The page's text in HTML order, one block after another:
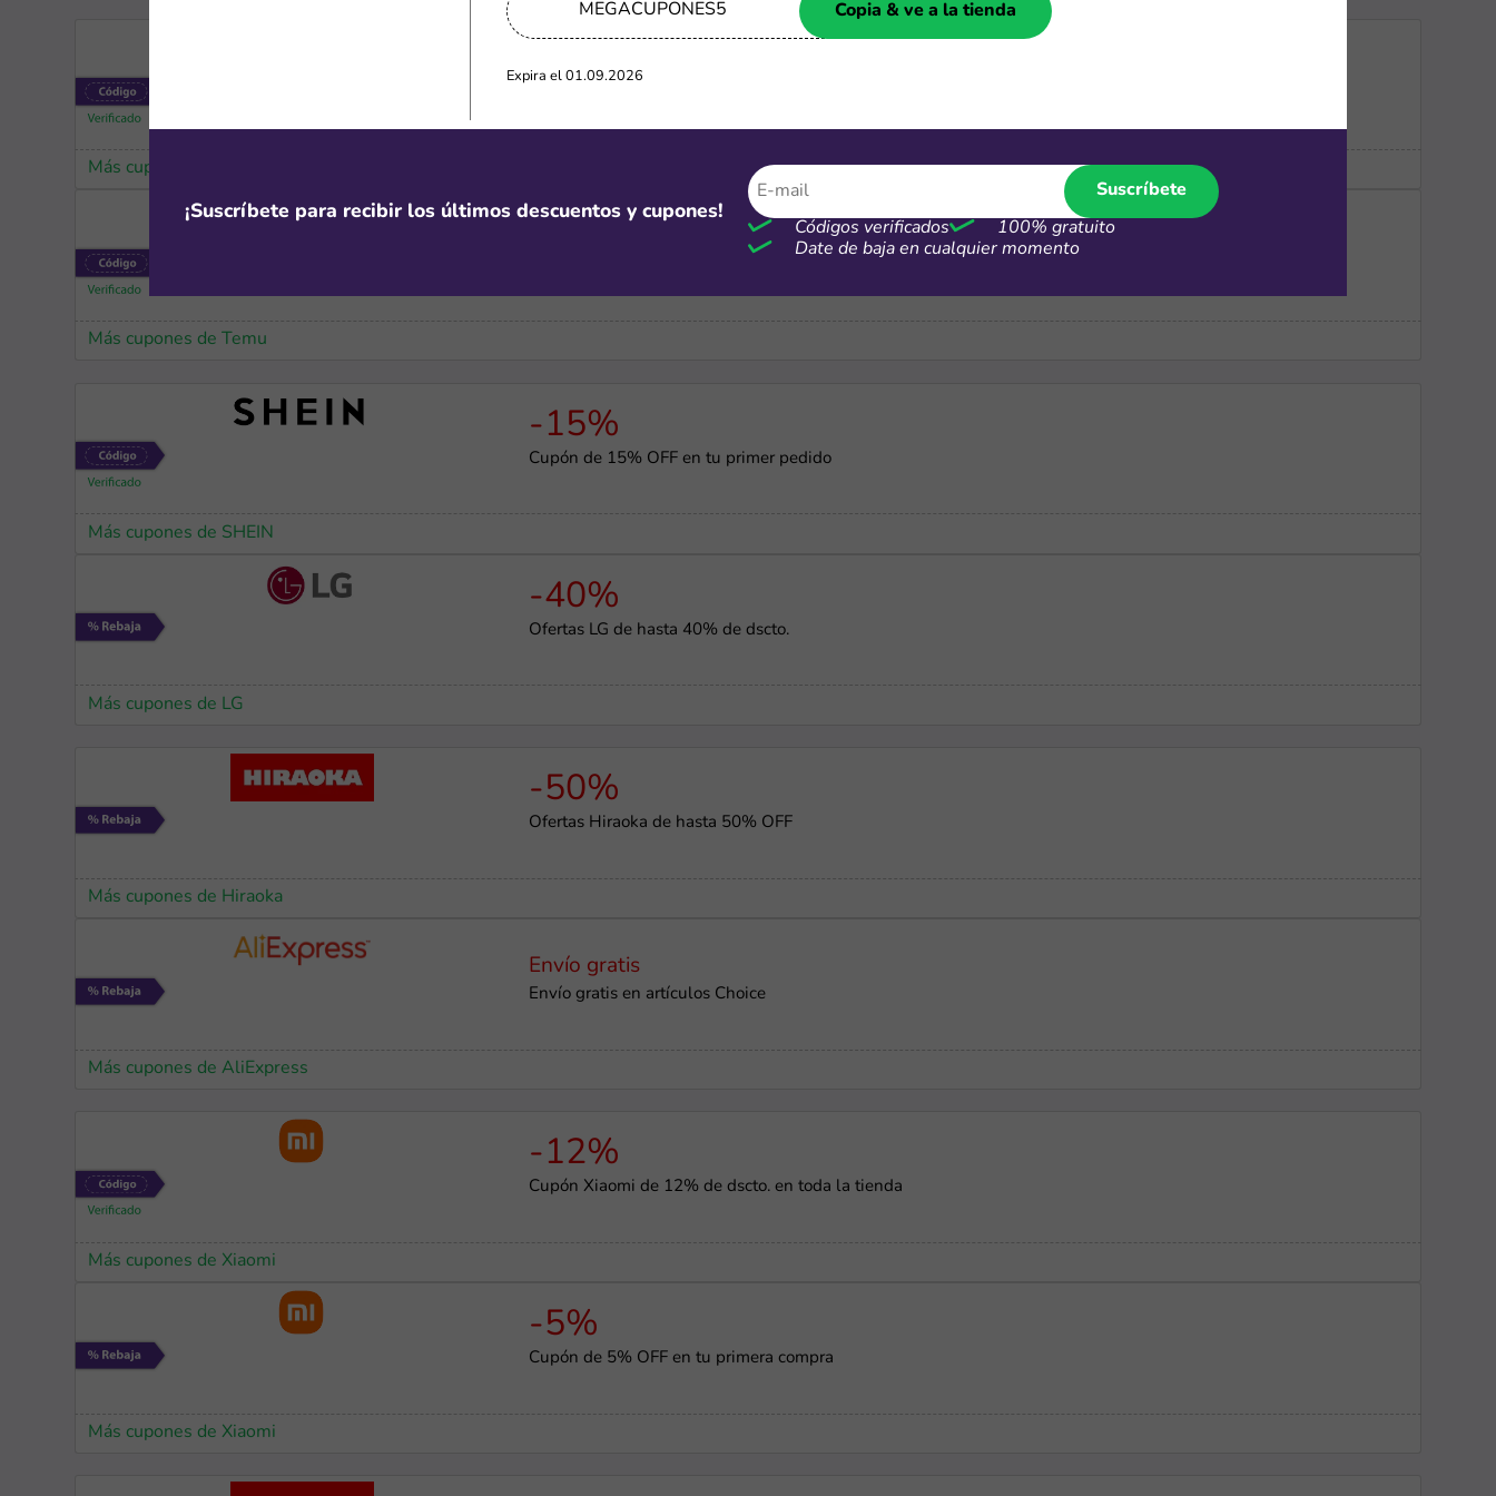
-5%
Más cupones de HP
Más cupones de Temu
-15%
Cupón de 15% OFF en tu primer pedido
Más cupones de SHEIN
-40%
Ofertas LG de hasta 40% de dscto.
Más cupones de LG
-50%
Ofertas Hiraoka de hasta 50% OFF
Más cupones de Hiraoka
Envío gratis
Envío gratis en artículos Choice
Más cupones de AliExpress
-12%
Cupón Xiaomi de 12% de dscto. en toda la tienda
Más cupones de Xiaomi
-5%
Cupón de 5% OFF en tu primera compra
Más cupones de Xiaomi
MEGACUPONES5 Copia & ve a la tienda
Expira el 01.09.2026
¡Suscríbete para recibir los últimos descuentos y cupones!
Suscríbete
Códigos verificados
100% gratuito
Date de baja en cualquier momento